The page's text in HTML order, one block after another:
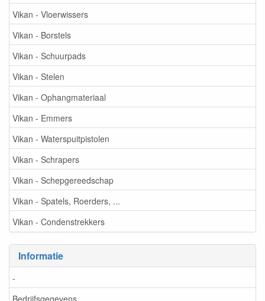
Vikan - Vloerwissers
Vikan - Borstels
Vikan - Schuurpads
Vikan - Stelen
Vikan - Ophangmateriaal
Vikan - Emmers
Vikan - Waterspuitpistolen
Vikan - Schrapers
Vikan - Schepgereedschap
Vikan - Spatels, Roerders, ...
Vikan - Condenstrekkers
Informatie
-
Bedrijfsgegevens